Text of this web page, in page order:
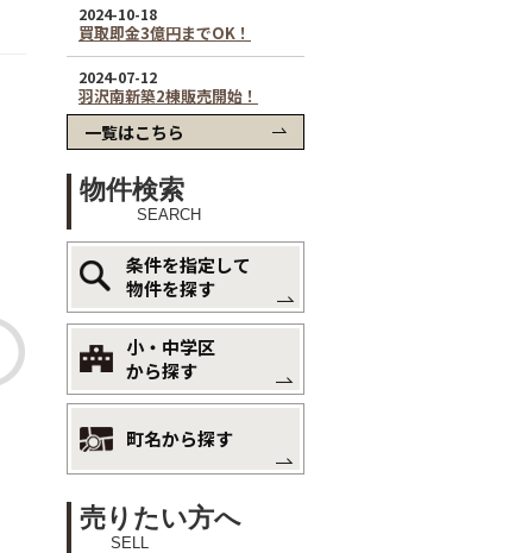
一覧はこちら
物件検索
SEARCH
条件を指定して
物件を探す
小・中学区
から探す
町名から探す
売りたい方へ
SELL